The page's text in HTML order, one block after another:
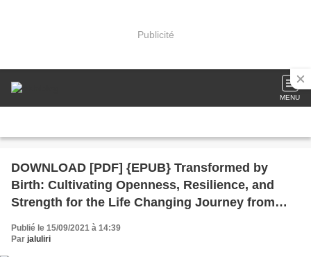
Publicité
MENU
DOWNLOAD [PDF] {EPUB} Transformed by
Birth: Cultivating Openness, Resilience, and
Strength for the Life Changing Journey from
Pregnancy to Parenthood
Publié le 15/09/2021 à 14:39
Par jaluliri